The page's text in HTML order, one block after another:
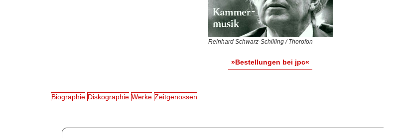
Reinhard Schwarz-Schilling / Thorofon
»Bestellungen bei jpc«
Biographie Diskographie Werke Zeitgenossen